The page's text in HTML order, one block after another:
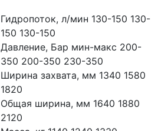
Гидропоток, л/мин 130-150 130-
150 130-150
Давление, Бар мин-макс 200-
350 200-350 230-350
Ширина захвата, мм 1340 1580
1820
Общая ширина, мм 1640 1880
2120